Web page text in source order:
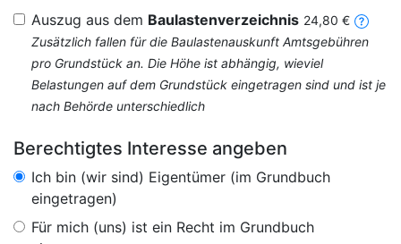
Auszug aus dem Baulastenverzeichnis 24,80 €
Zusätzlich fallen für die Baulastenauskunft Amtsgebühren
pro Grundstück an. Die Höhe ist abhängig, wieviel
Belastungen auf dem Grundstück eingetragen sind und ist je
nach Behörde unterschiedlich
Berechtigtes Interesse angeben
Ich bin (wir sind) Eigentümer (im Grundbuch
eingetragen)
Für mich (uns) ist ein Recht im Grundbuch